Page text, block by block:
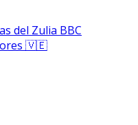
del Zulia BBC
🇻🇪